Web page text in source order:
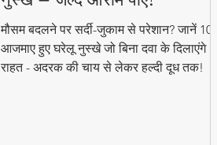
मौसम बदलने पर सर्दी-जुकाम से परेशान? जानें 10
आजमाए हुए घरेलू नुस्खे जो बिना दवा के दिलाएंगे
राहत - अदरक की चाय से लेकर हल्दी दूध तक!